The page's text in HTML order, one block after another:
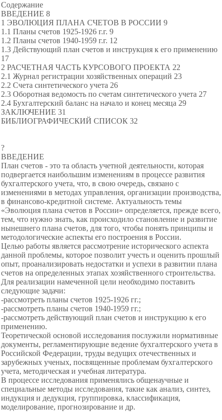
Содержание
ВВЕДЕНИЕ 8
1 ЭВОЛЮЦИЯ ПЛАНА СЧЕТОВ В РОССИИ 9
1.1 Планы счетов 1925-1926 г.г. 9
1.2 Планы счетов 1940-1959 г.г. 12
1.3 Действующий план счетов и инструкция к его применению
17
2 РАСЧЕТНАЯ ЧАСТЬ КУРСОВОГО ПРОЕКТА 22
2.1 Журнал регистрации хозяйственных операций 23
2.2 Счета синтетического учета 26
2.3 Оборотная ведомость по счетам синтетического учета 27
2.4 Бухгалтерский баланс на начало и конец месяца 29
ЗАКЛЮЧЕНИЕ 31
БИБЛИОГРАФИЧЕСКИЙ СПИСОК 32
?
ВВЕДЕНИЕ
План счетов - это та область учетной деятельности, которая
подвергается наибольшим изменениям в процессе развития
бухгалтерского учета, что, в свою очередь, связано с
изменениями в методах управления, организации производства,
в финансово-кредитной системе. Актуальность темы
«Эволюция плана счетов в России» определяется, прежде всего,
тем, что нужно знать, как происходило становление и развитие
нынешнего плана счетов, для того, чтобы понять принципы и
методологические аспекты его построения в России.
Целью работы является рассмотрение исторического аспекта
данной проблемы, которое позволит учесть и оценить прошлый
опыт, проанализировать недостатки и успехи в развитии плана
счетов на определенных этапах хозяйственного строительства.
Для реализации намеченной цели необходимо поставить
следующие задачи:
-рассмотреть планы счетов 1925-1926 гг.;
-рассмотреть планы счетов 1940-1959 гг.;
-рассмотреть действующий план счетов и инструкцию к его
применению.
Теоретической основой исследования послужили нормативные
документы, регламентирующие ведение бухгалтерского учета в
Российской Федерации, труды ведущих отечественных и
зарубежных ученых, посвященные проблемам бухгалтерского
учета, методическая и учебная литература.
В процессе исследования применялись общенаучные и
специальные методы исследования, такие как анализ, синтез,
индукция и дедукция, группировка, классификация,
моделирование, прогнозирование и др.